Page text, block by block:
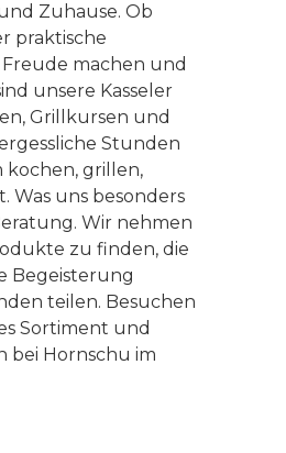
Zuhause. Ob
praktische
machen und
unsere Kasseler
Grillkursen und
Stunden
kochen, grillen,
Was uns besonders
Wir nehmen
zu finden, die
Begeisterung
teilen. Besuchen
Sortiment und
bei Hornschu im